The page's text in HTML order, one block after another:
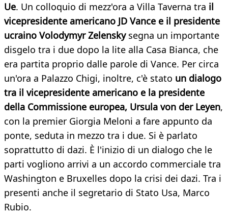
Ue. Un colloquio di mezz'ora a Villa Taverna tra il
vicepresidente americano JD Vance e il presidente
ucraino Volodymyr Zelensky segna un importante
disgelo tra i due dopo la lite alla Casa Bianca, che
era partita proprio dalle parole di Vance. Per circa
un'ora a Palazzo Chigi, inoltre, c'è stato un dialogo
tra il vicepresidente americano e la presidente
della Commissione europea, Ursula von der Leyen,
con la premier Giorgia Meloni a fare appunto da
ponte, seduta in mezzo tra i due. Si è parlato
soprattutto di dazi. È l'inizio di un dialogo che le
parti vogliono arrivi a un accordo commerciale tra
Washington e Bruxelles dopo la crisi dei dazi. Tra i
presenti anche il segretario di Stato Usa, Marco
Rubio.